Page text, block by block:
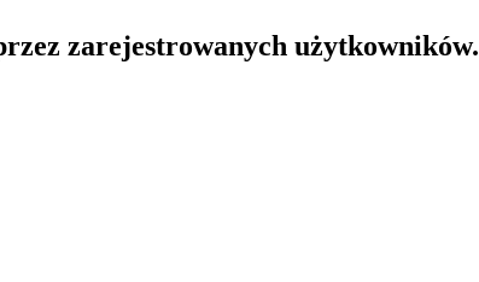
zarejestrowanych użytkowników.